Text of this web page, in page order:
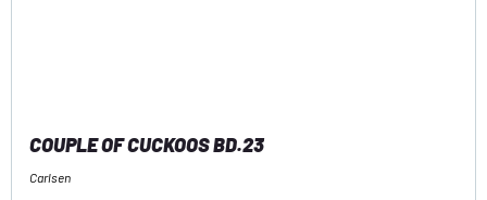
COUPLE OF CUCKOOS BD.23
Carlsen